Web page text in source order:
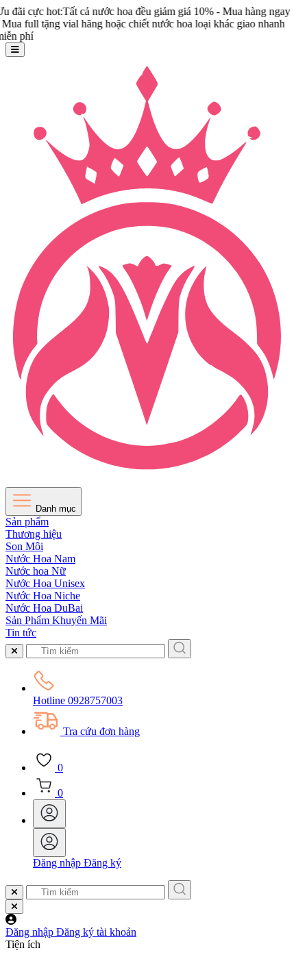
hot:Tất cả nước hoa đều giảm giá 10% - Mua hàng ngay
vial hãng hoặc chiết nước hoa loại khác giao nhanh
Danh mục
Sản phẩm
Thương hiệu
Son Môi
Nước Hoa Nam
Nước hoa Nữ
Nước Hoa Unisex
Nước Hoa Niche
Nước Hoa DuBai
Sản Phẩm Khuyến Mãi
Tin tức
Hotline 0928757003
Tra cứu đơn hàng
0
0
Đăng nhập Đăng ký
Đăng nhập Đăng ký tài khoản
Tiện ích